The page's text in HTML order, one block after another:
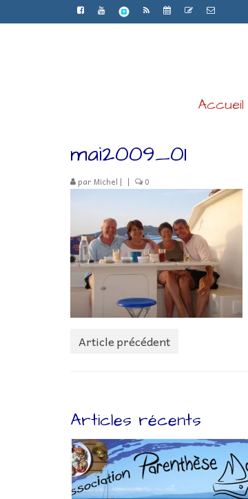
Accueil
mai2009_01
par Michel | | 0
Article précédent
Articles récents